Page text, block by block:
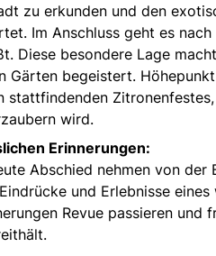
zu erkunden und den
Im Anschluss geht es
Diese besondere Lage
Gärten begeistert.
wird.
Erinnerungen:
Abschied nehmen von der
und Erlebnisse
Revue passieren und